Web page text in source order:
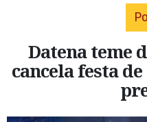
Datena teme
cancela festa